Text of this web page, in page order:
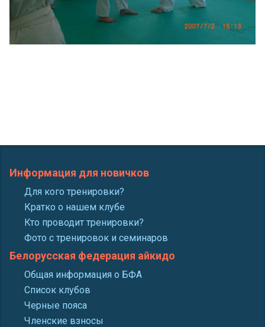
Информация для новичков
Для кого тренировки?
Кратко о нашем клубе
Кто проводит тренировки?
Фото с тренировок и семинаров
Белорусская федерация айкидо
Общая информация о БФА
Список клубов
Черные пояса
Членские взносы